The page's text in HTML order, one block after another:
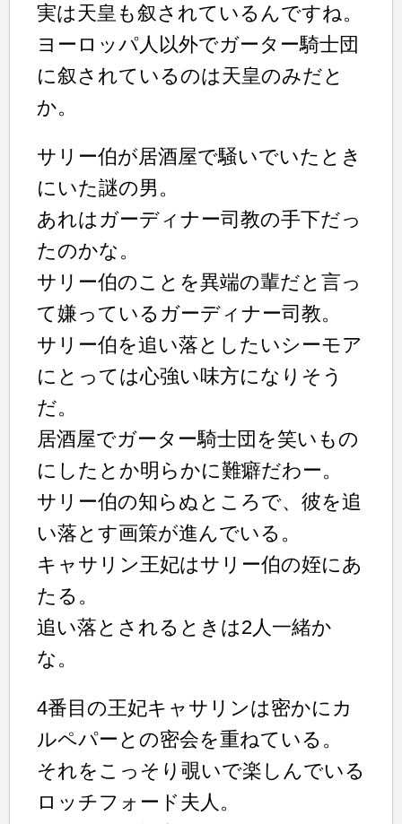
実は天皇も叙されているんですね。
ヨーロッパ人以外でガーター騎士団
に叙されているのは天皇のみだと
か。
サリー伯が居酒屋で騒いでいたとき
にいた謎の男。
あれはガーディナー司教の手下だっ
たのかな。
サリー伯のことを異端の輩だと言っ
て嫌っているガーディナー司教。
サリー伯を追い落としたいシーモア
にとっては心強い味方になりそう
だ。
居酒屋でガーター騎士団を笑いもの
にしたとか明らかに難癖だわー。
サリー伯の知らぬところで、彼を追
い落とす画策が進んでいる。
キャサリン王妃はサリー伯の姪にあ
たる。
追い落とされるときは2人一緒か
な。
4番目の王妃キャサリンは密かにカ
ルペパーとの密会を重ねている。
それをこっそり覗いで楽しんでいる
ロッチフォード夫人。